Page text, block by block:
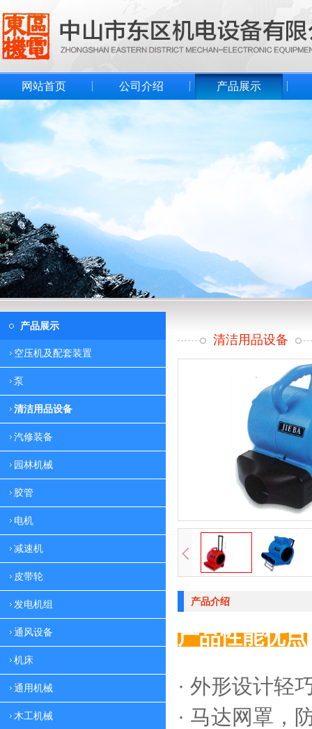
网站首页 公司介绍 产品展示
产品展示
空压机及配套装置
泵
清洁用品设备
汽修装备
园林机械
胶管
电机
减速机
皮带轮
发电机组
通风设备
机床
通用机械
木工机械
清洁用品设备
产品介绍
产品性能优点
· 外形设计轻
· 马达网罩，